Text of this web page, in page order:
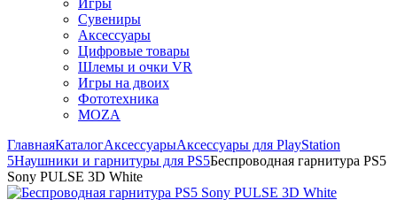
Игры
Сувениры
Аксессуары
Цифровые товары
Шлемы и очки VR
Игры на двоих
Фототехника
MOZA
ГлавнаяКаталогАксессуарыАксессуары для PlayStation
5Наушники и гарнитуры для PS5Беспроводная гарнитура PS5
Sony PULSE 3D White